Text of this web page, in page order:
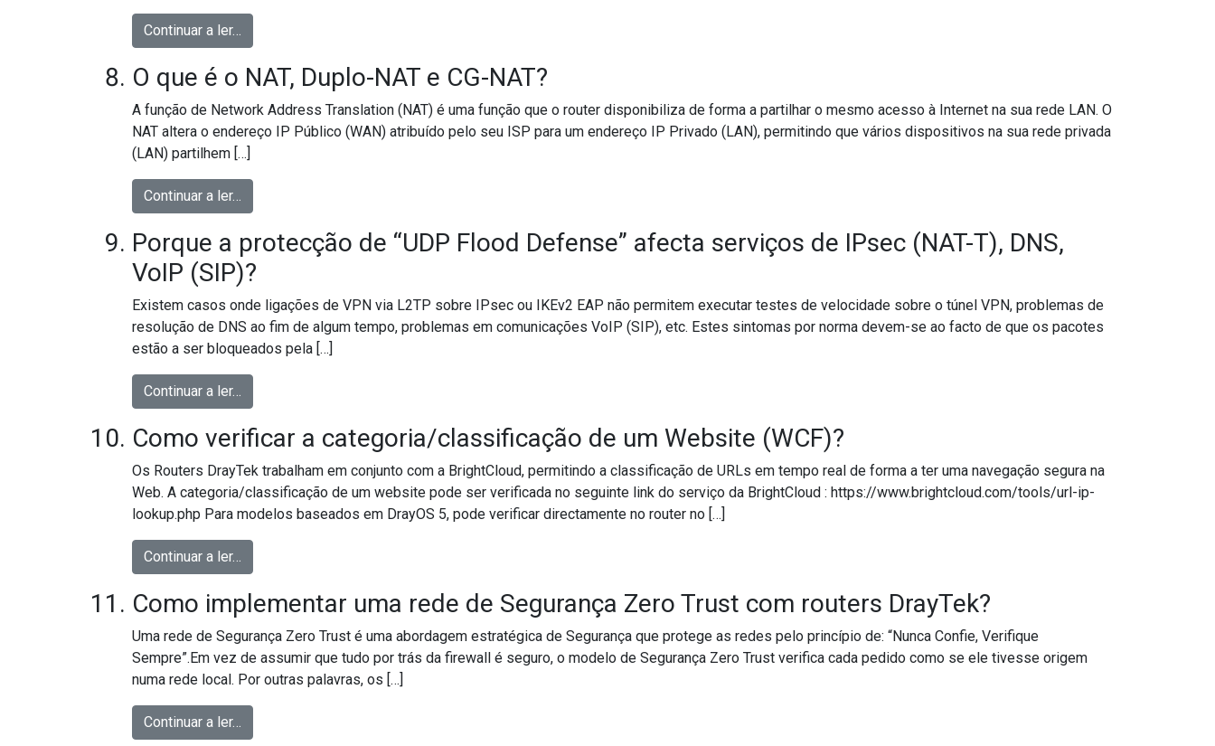
Continuar a ler…
O que é o NAT, Duplo-NAT e CG-NAT?
A função de Network Address Translation (NAT) é uma função que o router disponibiliza de forma a partilhar o mesmo acesso à Internet na sua rede LAN. O
NAT altera o endereço IP Público (WAN) atribuído pelo seu ISP para um endereço IP Privado (LAN), permitindo que vários dispositivos na sua rede privada
(LAN) partilhem […]
Continuar a ler…
Porque a protecção de “UDP Flood Defense” afecta serviços de IPsec (NAT-T), DNS,
VoIP (SIP)?
Existem casos onde ligações de VPN via L2TP sobre IPsec ou IKEv2 EAP não permitem executar testes de velocidade sobre o túnel VPN, problemas de
resolução de DNS ao fim de algum tempo, problemas em comunicações VoIP (SIP), etc. Estes sintomas por norma devem-se ao facto de que os pacotes
estão a ser bloqueados pela […]
Continuar a ler…
Como verificar a categoria/classificação de um Website (WCF)?
Os Routers DrayTek trabalham em conjunto com a BrightCloud, permitindo a classificação de URLs em tempo real de forma a ter uma navegação segura na
Web. A categoria/classificação de um website pode ser verificada no seguinte link do serviço da BrightCloud : https://www.brightcloud.com/tools/url-ip-
lookup.php Para modelos baseados em DrayOS 5, pode verificar directamente no router no […]
Continuar a ler…
Como implementar uma rede de Segurança Zero Trust com routers DrayTek?
Uma rede de Segurança Zero Trust é uma abordagem estratégica de Segurança que protege as redes pelo princípio de: “Nunca Confie, Verifique
Sempre”.Em vez de assumir que tudo por trás da firewall é seguro, o modelo de Segurança Zero Trust verifica cada pedido como se ele tivesse origem
numa rede local. Por outras palavras, os […]
Continuar a ler…